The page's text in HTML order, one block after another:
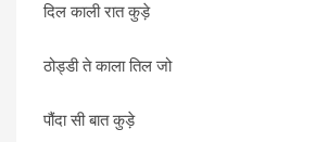
दिल काली रात कुड़े
ठोड्डी ते काला तिल जो
पौंदा सी बात कुड़े